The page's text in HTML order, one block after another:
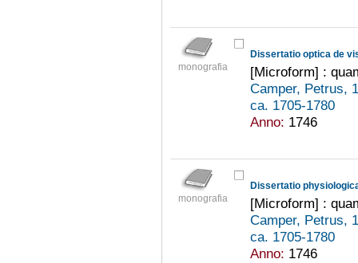
monografia
Dissertatio optica de
[Microform] :
Camper, Petrus,
ca. 1705-1780
Anno: 1746
monografia
Dissertatio
[Microform] :
Camper, Petrus,
ca. 1705-1780
Anno: 1746